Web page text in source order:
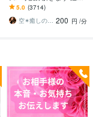
実績7000件超え❗️ ✨心に優
しく寄り添う恋愛専門鑑
定
5.0 (3714)
空✴︎癒しの魔法使い 200 円 /分